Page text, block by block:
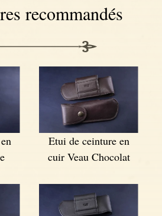
recommandés
Etui de ceinture en
cuir Veau Chocolat